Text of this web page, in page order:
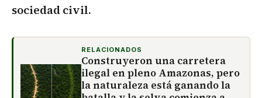
sociedad civil.
RELACIONADOS
Construyeron una carretera
ilegal en pleno Amazonas, pero
la naturaleza está ganando la